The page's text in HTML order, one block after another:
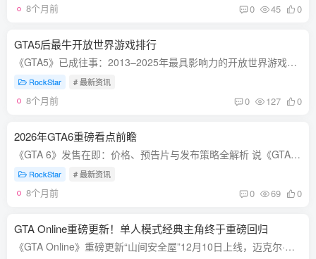
8个月前 0 45 0
GTA5后最牛开放世界游戏排行
《GTA5》已成往事：2013–2025年最具影响力的开放世界游戏盘点 《GTA5》无疑是一款划时代的开放世界游戏，但自2013年发售至今已逾十年，如今它早已不再代表前沿。在2013至2025年间，众多开放世...
RockStar # 最新资讯
8个月前 0 127 0
2026年GTA6重磅看点前瞻
《GTA 6》发售在即：价格、预告片与发布策略全解析 说《GTA 6》备受期待，恐怕都算轻描淡写。许多玩家甚至构建起各种阴谋论，试图预测新公告、预告片，乃至追踪游戏中演员的真实身份。自上一部...
RockStar # 最新资讯
8个月前 0 69 0
GTA Online重磅更新！单人模式经典主角终于重磅回归
《GTA Online》重磅更新“山间安全屋”12月10日上线，迈克尔·德·圣塔正式回归！ 距离玩家首次体验《GTA 5》主线剧情、结识迈克尔（Michael）、富兰克林（Franklin）和崔佛（Trevor）这三位主...